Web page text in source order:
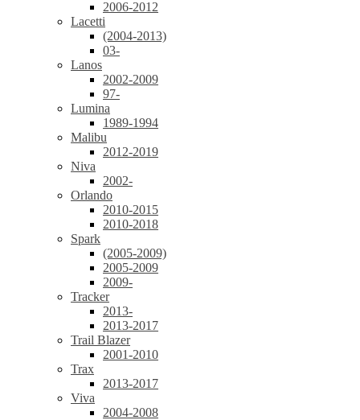
2006-2012
Lacetti
(2004-2013)
03-
Lanos
2002-2009
97-
Lumina
1989-1994
Malibu
2012-2019
Niva
2002-
Orlando
2010-2015
2010-2018
Spark
(2005-2009)
2005-2009
2009-
Tracker
2013-
2013-2017
Trail Blazer
2001-2010
Trax
2013-2017
Viva
2004-2008